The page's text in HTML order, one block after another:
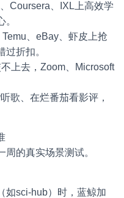
Coursera、IXL上高效学
、eBay、虾皮上抢
折扣。
上去，Zoom、Microsoft
歌、在烂番茄看影评，
的真实场景测试。
如sci-hub）时，蓝鲸加